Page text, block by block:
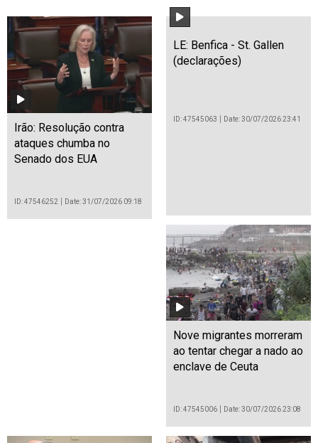
Irão: Resolução contra
ataques chumba no
Senado dos EUA
ID: 47546252 Date: 31/07/2026 09:18
LE: Benfica - St. Gallen
(declarações)
ID: 47545063 Date: 30/07/2026 23:41
Nove migrantes morreram
ao tentar chegar a nado ao
enclave de Ceuta
ID: 47545006 Date: 30/07/2026 23:08